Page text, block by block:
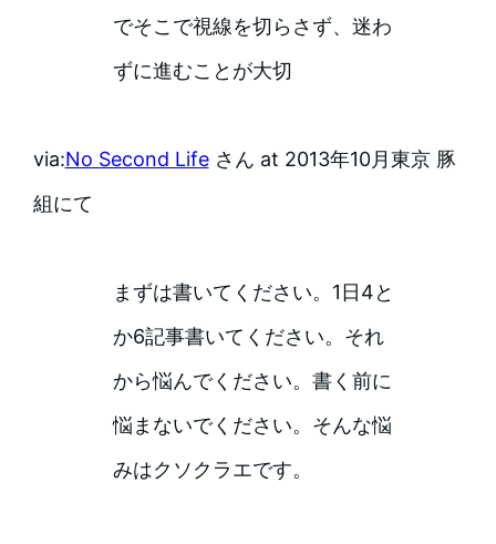
でそこで視線を切らさず、迷わ
ずに進むことが大切
via:No Second Lifeさん at 2013年10月東京 豚
組にて
まずは書いてください。1日4と
か6記事書いてください。それ
から悩んでください。書く前に
悩まないでください。そんな悩
みはクソクラエです。